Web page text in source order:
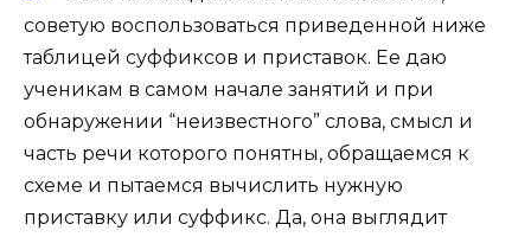
советую воспользоваться приведенной ниже
таблицей суффиксов и приставок. Ее даю
ученикам в самом начале занятий и при
обнаружении “неизвестного” слова, смысл и
часть речи которого понятны, обращаемся к
схеме и пытаемся вычислить нужную
приставку или суффикс. Да, она выглядит